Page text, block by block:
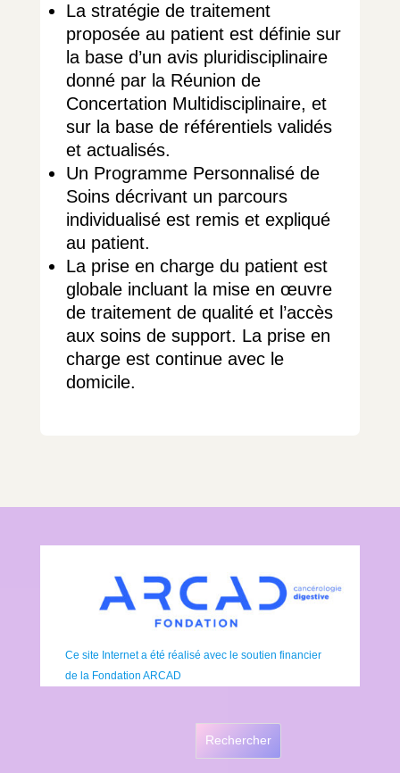
La stratégie de traitement
proposée au patient est définie sur
la base d’un avis pluridisciplinaire
donné par la Réunion de
Concertation Multidisciplinaire, et
sur la base de référentiels validés
et actualisés.
Un Programme Personnalisé de
Soins décrivant un parcours
individualisé est remis et expliqué
au patient.
La prise en charge du patient est
globale incluant la mise en œuvre
de traitement de qualité et l’accès
aux soins de support. La prise en
charge est continue avec le
domicile.
Ce site Internet a été réalisé avec le soutien financier
de la Fondation ARCAD
Rechercher